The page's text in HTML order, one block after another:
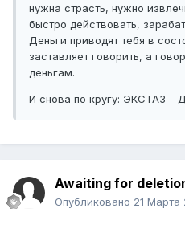
нужна страсть, нужно
быстро действовать,
Деньги приводят тебя в
заставляет говорить, а
деньгам.
И снова по кругу: ЭКСТАЗ –
Awaiting for
Опубликовано 21 Марта